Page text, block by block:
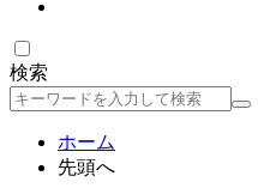
検索
検
ホーム
先頭へ